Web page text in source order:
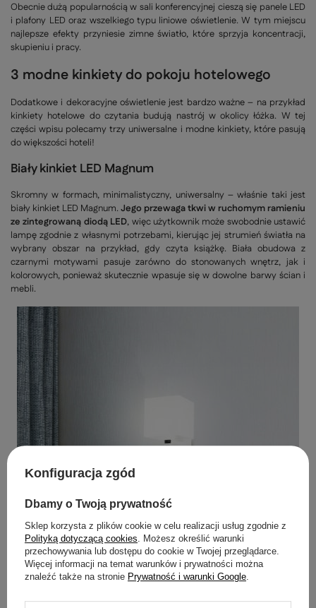
Obecnie dużą popularnością w sali konferencyjnej cieszą się panele LED
i plafony LED oraz wszelkiego typu liniowe oświetlenie. W tym miejscu
najlepsze efekty przyniesie zimne światło, które sprzyja koncentracji,
skupieniu i pracy.
3 modne kinkiety do pokoju hotelowego
Dodatkowe i dekoracyjne oświetlenie jest bardzo ważne – na przykład
kinkiety hotelowe do czytania budują nastrój w okolicy łóżka. W tej
części wpisu polecamy trzy uniwersalne i modne kinkiety, które pasują
do większości hoteli!
Biały kinkiet LED Magnum
Skromny w formach, minimalistyczny, uniwersalny – właśnie taki jest
biały kinkiet LED Magnum. Jego przewaga tkwi w ruchomym ramieniu
ze zintegrowaną diodą LED, więc użytkownik może swobodnie ustawić
lampę zgodnie z własnymi potrzebami, kierując jej strumień światła na
wybrany obszar na przykład, gdy czyta książkę. Biała obudowa z
czarnymi motywami pasuje zarówno do stonowanych wnętrz, jak i
kolorowych, ponieważ skutecznie wpasuje się w dowolne barwy ścian i
mebli.
Konfiguracja zgód
Dbamy o Twoją prywatność
Sklep korzysta z plików cookie w celu realizacji usług zgodnie z
Polityką dotyczącą cookies. Możesz określić warunki
przechowywania lub dostępu do cookie w Twojej przeglądarce.
Więcej informacji na temat warunków i prywatności można
znaleźć także na stronie Prywatność i warunki Google.